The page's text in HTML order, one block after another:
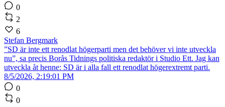
0
2
6
Stefan Bergmark
”SD är inte ett renodlat högerparti men det behöver vi inte utveckla
nu”, sa precis Borås Tidnings politiska redaktör i Studio Ett. Jag kan
utveckla åt henne: SD är i alla fall ett renodlat högerextremt parti.
8/5/2026, 2:19:01 PM
0
0